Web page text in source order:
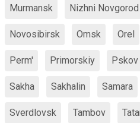
Murmansk Nizhni Novgorod
Novosibirsk Omsk Orel
Perm' Primorskiy Pskov
Sakha Sakhalin Samara
Sverdlovsk Tambov